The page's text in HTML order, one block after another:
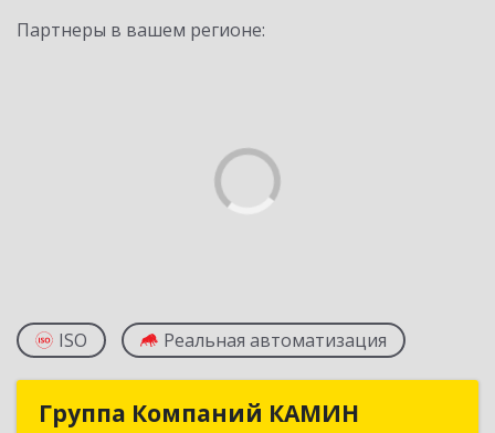
Партнеры в вашем регионе:
ISO Реальная автоматизация
Группа Компаний КАМИН
Группа Компаний КАМИН